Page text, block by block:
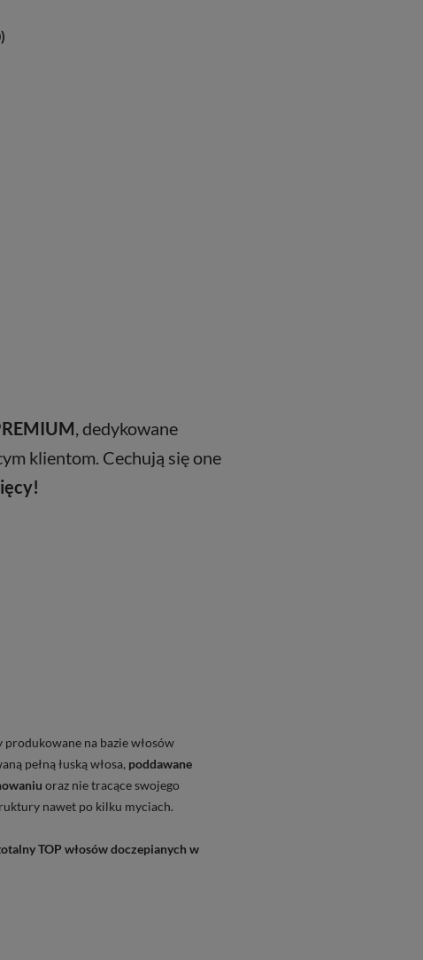
, dedykowane
klientom. Cechują się one
produkowane na bazie włosów
pełną łuską włosa, poddawane
oraz nie tracące swojego
nawet po kilku myciach.
TOP włosów doczepianych w